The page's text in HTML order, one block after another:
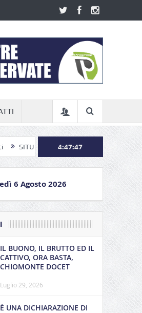
ALLOGGI QUESTURA DI ROMA: ORA
4:47:48
6 Agosto 2026
IL BUONO, IL BRUTTO ED IL
CATTIVO, ORA BASTA,
CHIOMONTE DOCET
Luglio 29, 2026
É UNA DICHIARAZIONE DI